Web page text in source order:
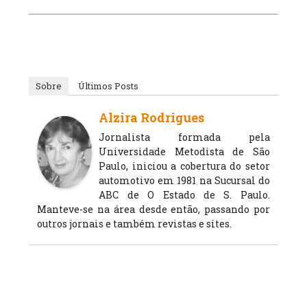
Sobre Últimos Posts
Alzira Rodrigues
Jornalista formada pela
Universidade Metodista de São
Paulo, iniciou a cobertura do setor
automotivo em 1981 na Sucursal do
ABC de O Estado de S. Paulo.
Manteve-se na área desde então, passando por
outros jornais e também revistas e sites.